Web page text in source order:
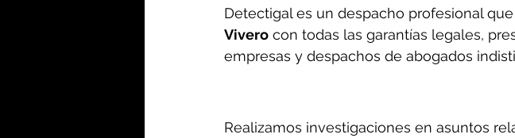
Detectigal es un despacho profesional
Vivero con todas las garantías legales,
empresas y despachos de abogados
Realizamos investigaciones en asuntos